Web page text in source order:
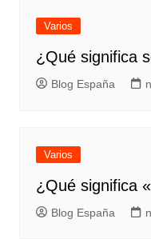
Varios
¿Qué significa
Blog España
Varios
¿Qué significa
Blog España